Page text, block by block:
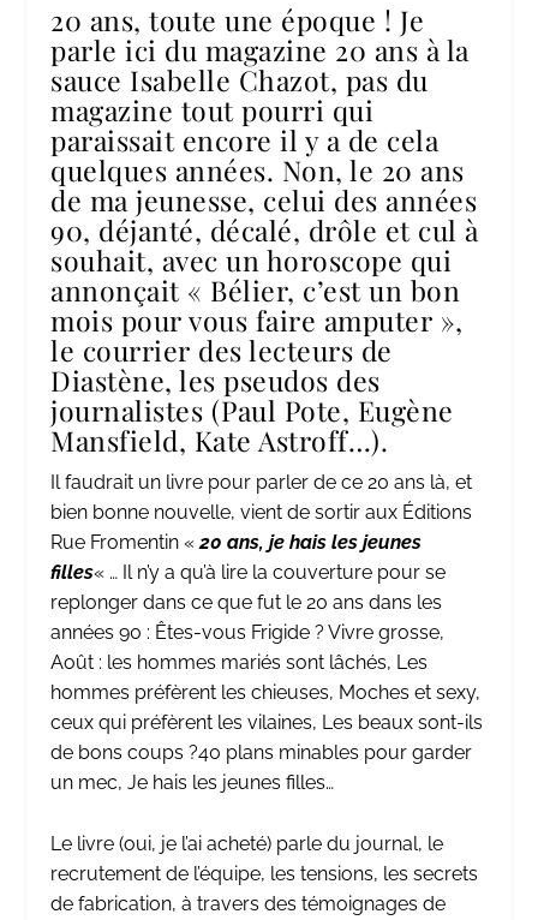
20 ans, toute une époque ! Je
parle ici du magazine 20 ans à la
sauce Isabelle Chazot, pas du
magazine tout pourri qui
paraissait encore il y a de cela
quelques années. Non, le 20 ans
de ma jeunesse, celui des années
90, déjanté, décalé, drôle et cul à
souhait, avec un horoscope qui
annonçait « Bélier, c’est un bon
mois pour vous faire amputer »,
le courrier des lecteurs de
Diastène, les pseudos des
journalistes (Paul Pote, Eugène
Mansfield, Kate Astroff…).
Il faudrait un livre pour parler de ce 20 ans là, et
bien bonne nouvelle, vient de sortir aux Éditions
Rue Fromentin «20 ans, je hais les jeunes
filles« … Il n’y a qu’à lire la couverture pour se
replonger dans ce que fut le 20 ans dans les
années 90 : Êtes-vous Frigide ? Vivre grosse,
Août : les hommes mariés sont lâchés, Les
hommes préfèrent les chieuses, Moches et sexy,
ceux qui préfèrent les vilaines, Les beaux sont-ils
de bons coups ?40 plans minables pour garder
un mec, Je hais les jeunes filles…
Le livre (oui, je l’ai acheté) parle du journal, le
recrutement de l’équipe, les tensions, les secrets
de fabrication, à travers des témoignages de